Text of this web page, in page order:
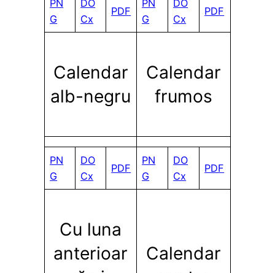
PN
G
DO
Cx
PDF
PN
G
DO
Cx
PDF
Calendar
alb-negru
Calendar
frumos
PN
G
DO
Cx
PDF
PN
G
DO
Cx
PDF
Cu luna
anterioar
Calendar